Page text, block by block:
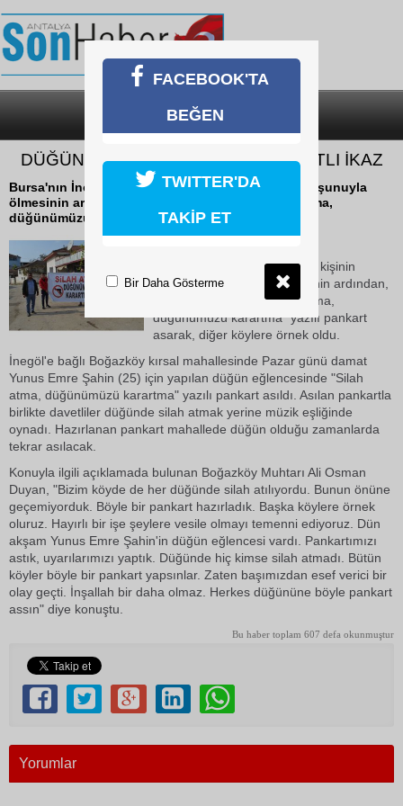
SON DAKİKA
DÜĞÜN MAGANDALARINA PANKARTLI İKAZ
Bursa'nın İnegöl ilçesinde bir kişinin maganda kurşunuyla
ölmesinin ardından, Boğazköy sakinleri, "Silah atma,
düğünümüzü karartma" yazılı pankart...
Bursa'nın İnegöl ilçesinde bir kişinin
maganda kurşunuyla ölmesinin ardından,
Boğazköy sakinleri, "Silah atma,
düğünümüzü karartma" yazılı pankart
asarak, diğer köylere örnek oldu.
İnegöl'e bağlı Boğazköy kırsal mahallesinde Pazar günü damat
Yunus Emre Şahin (25) için yapılan düğün eğlencesinde "Silah
atma, düğünümüzü karartma" yazılı pankart asıldı. Asılan pankartla
birlikte davetliler düğünde silah atmak yerine müzik eşliğinde
oynadı. Hazırlanan pankart mahallede düğün olduğu zamanlarda
tekrar asılacak.
Konuyla ilgili açıklamada bulunan Boğazköy Muhtarı Ali Osman
Duyan, "Bizim köyde de her düğünde silah atılıyordu. Bunun önüne
geçemiyorduk. Böyle bir pankart hazırladık. Başka köylere örnek
oluruz. Hayırlı bir işe şeylere vesile olmayı temenni ediyoruz. Dün
akşam Yunus Emre Şahin'in düğün eğlencesi vardı. Pankartımızı
astık, uyarılarımızı yaptık. Düğünde hiç kimse silah atmadı. Bütün
köyler böyle bir pankart yapsınlar. Zaten başımızdan esef verici bir
olay geçti. İnşallah bir daha olmaz. Herkes düğününe böyle pankart
assın" diye konuştu.
Bu haber toplam 607 defa okunmuştur
Yorumlar
FACEBOOK'TA
BEĞEN
TWITTER'DA
TAKİP ET
Bir Daha Gösterme